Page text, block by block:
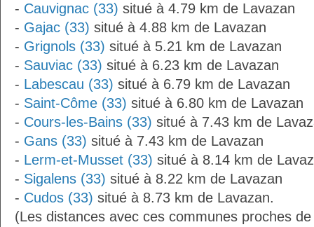
- Cauvignac (33) situé à 4.79 km de Lavazan
- Gajac (33) situé à 4.88 km de Lavazan
- Grignols (33) situé à 5.21 km de Lavazan
- Sauviac (33) situé à 6.23 km de Lavazan
- Labescau (33) situé à 6.79 km de Lavazan
- Saint-Côme (33) situé à 6.80 km de Lavazan
- Cours-les-Bains (33) situé à 7.43 km de
- Gans (33) situé à 7.43 km de Lavazan
- Lerm-et-Musset (33) situé à 8.14 km de
- Sigalens (33) situé à 8.22 km de Lavazan
- Cudos (33) situé à 8.73 km de Lavazan.
(Les distances avec ces communes proches